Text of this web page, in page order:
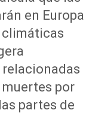
en Europa
climáticas
por
partes de